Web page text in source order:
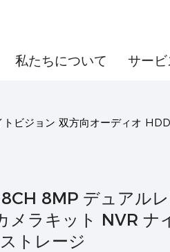
私たちについて サービ
ビジョン 双方向オーディオ
8MP デュアル
メラキット NVR ナ
トレージ